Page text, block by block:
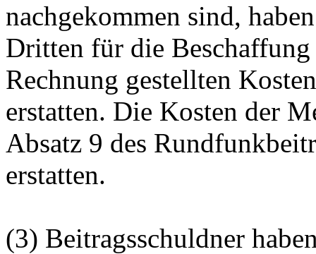
nachgekommen sind,
Dritten für die
Rechnung gestellten
erstatten. Die Kosten der
Absatz 9 des
erstatten.
(3) Beitragsschuldner